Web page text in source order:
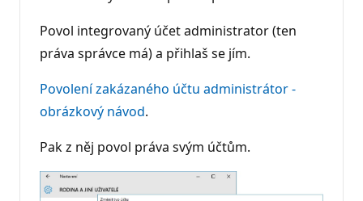
d
y
Povol integrovaný účet administrator (ten
práva správce má) a přihlaš se jím.
Povolení zakázaného účtu administrátor -
obrázkový návod.
Pak z něj povol práva svým účtům.